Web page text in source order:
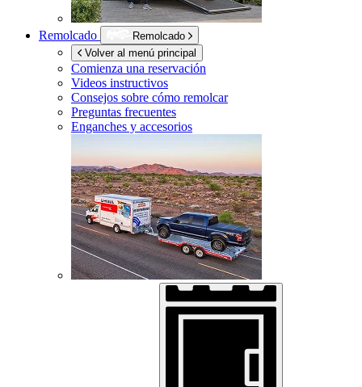
Remolcado
Remolcado
Volver al menú principal
Comienza una reservación
Videos instructivos
Consejos sobre cómo remolcar
Preguntas frecuentes
Enganches y accesorios